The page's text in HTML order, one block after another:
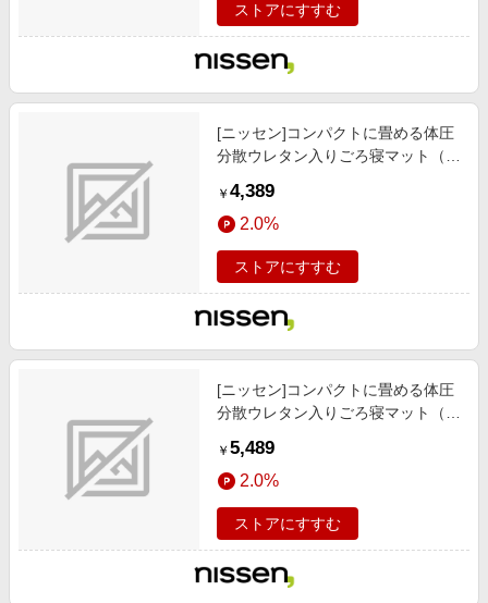
ストアにすすむ
[ニッセン]コンパクトに畳める体圧
分散ウレタン入りごろ寝マット（布
ン/ラグ/寝具 / クッション/クッショ
ンカバー / ごろ寝マット/お昼寝マ
ット/ココアブラウン
￥ 4,389
2.0%
ストアにすすむ
[ニッセン]コンパクトに畳める体圧
分散ウレタン入りごろ寝マット（布
ン/ラグ/寝具 / クッション/クッショ
ンカバー / ごろ寝マット/お昼寝マ
ット/グレージュ
￥ 5,489
2.0%
ストアにすすむ